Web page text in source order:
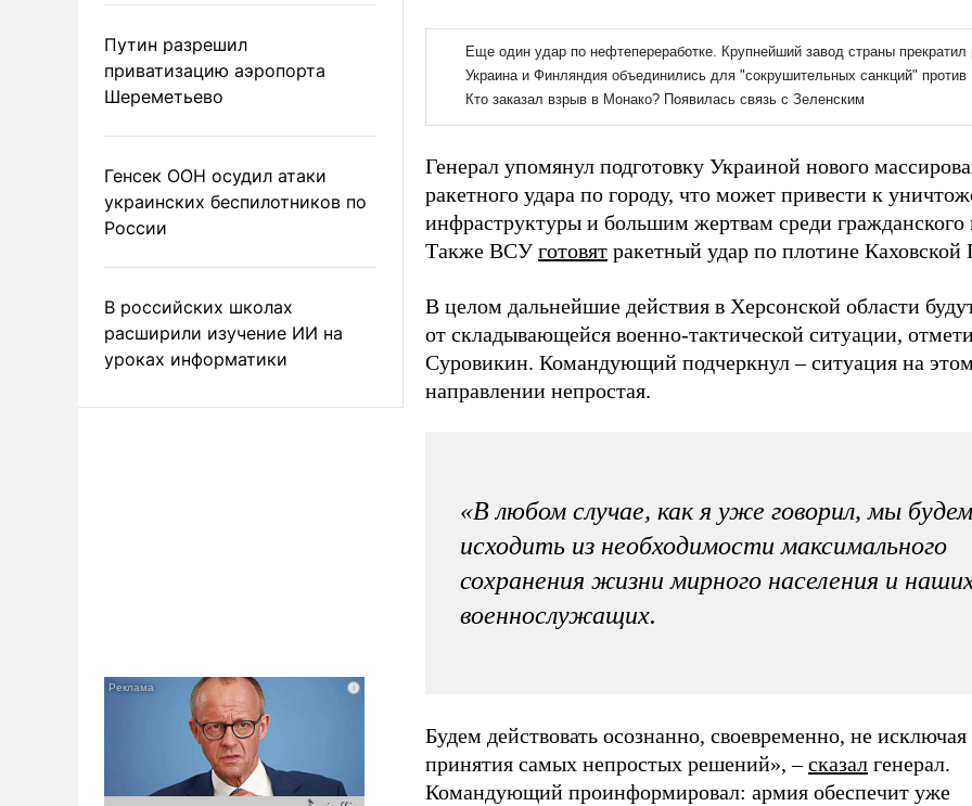
Путин разрешил
приватизацию аэропорта
Шереметьево
Генсек ООН осудил атаки
украинских беспилотников по
России
В российских школах
расширили изучение ИИ на
уроках информатики
Генерал упомянул подготовку Украиной нового
ракетного удара по городу, что может привести к
инфраструктуры и большим жертвам среди гражданского
Также ВСУ готовят ракетный удар по плотине
В целом дальнейшие действия в Херсонской области
от складывающейся военно-тактической ситуации,
Суровикин. Командующий подчеркнул – ситуация на этом
направлении непростая.
«В любом случае, как я уже говорил, мы будем
исходить из необходимости максимального
сохранения жизни мирного населения и
военнослужащих.
Будем действовать осознанно, своевременно, не исключая
принятия самых непростых решений», –сказал генерал.
Командующий проинформировал: армия обеспечит уже